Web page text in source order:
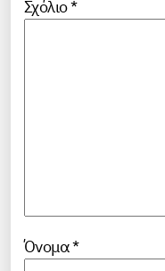
Σχόλιο*
Όνομα*